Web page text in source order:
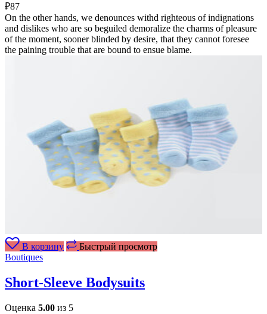
₽87
On the other hands, we denounces withd righteous of indignations
and dislikes who are so beguiled demoralize the charms of pleasure
of the moment, sooner blinded by desire, that they cannot foresee
the paining trouble that are bound to ensue blame.
В корзину
Быстрый просмотр
Boutiques
Short-Sleeve Bodysuits
Оценка 5.00 из 5